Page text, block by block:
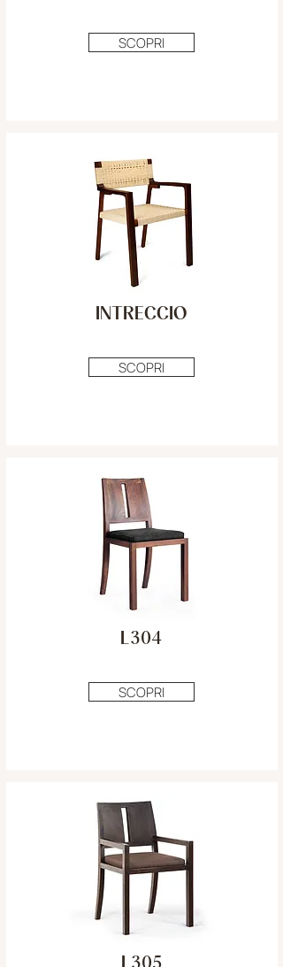
SCOPRI
SCOPRI
INTRECCIO
SCOPRI
L304
L305